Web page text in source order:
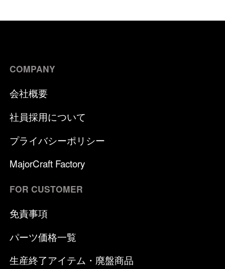
COMPANY
会社概要
社員採用について
プライバシーポリシー
MajorCraft Factory
FOR CUSTOMER
免責事項
パーツ価格一覧
生産終了アイテム・廃盤商品